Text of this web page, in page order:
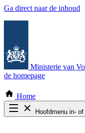
Ga direct naar de inhoud
Ministerie van
de homepage
Home
Hoofdmenu in-